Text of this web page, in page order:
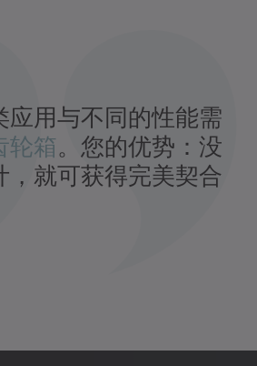
应用与不同的性能需
轮箱。您的优势：没
，就可获得完美契合